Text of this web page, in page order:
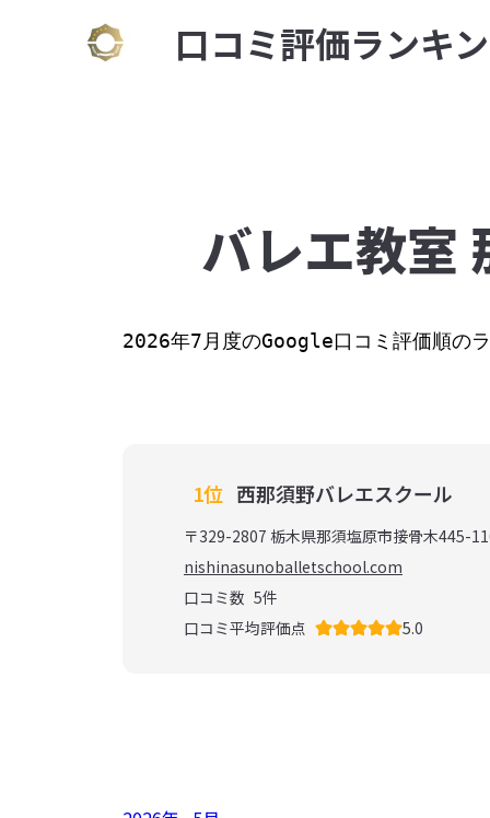
⼝コミ評価ランキ
バレエ教室
2026年7月度のGoogle口コミ評価順の
1位 西那須野バレエスクール
〒329-2807 栃木県那須塩原市接骨木445-
nishinasunoballetschool.com
口コミ数 5件
口コミ平均評価点
5.0